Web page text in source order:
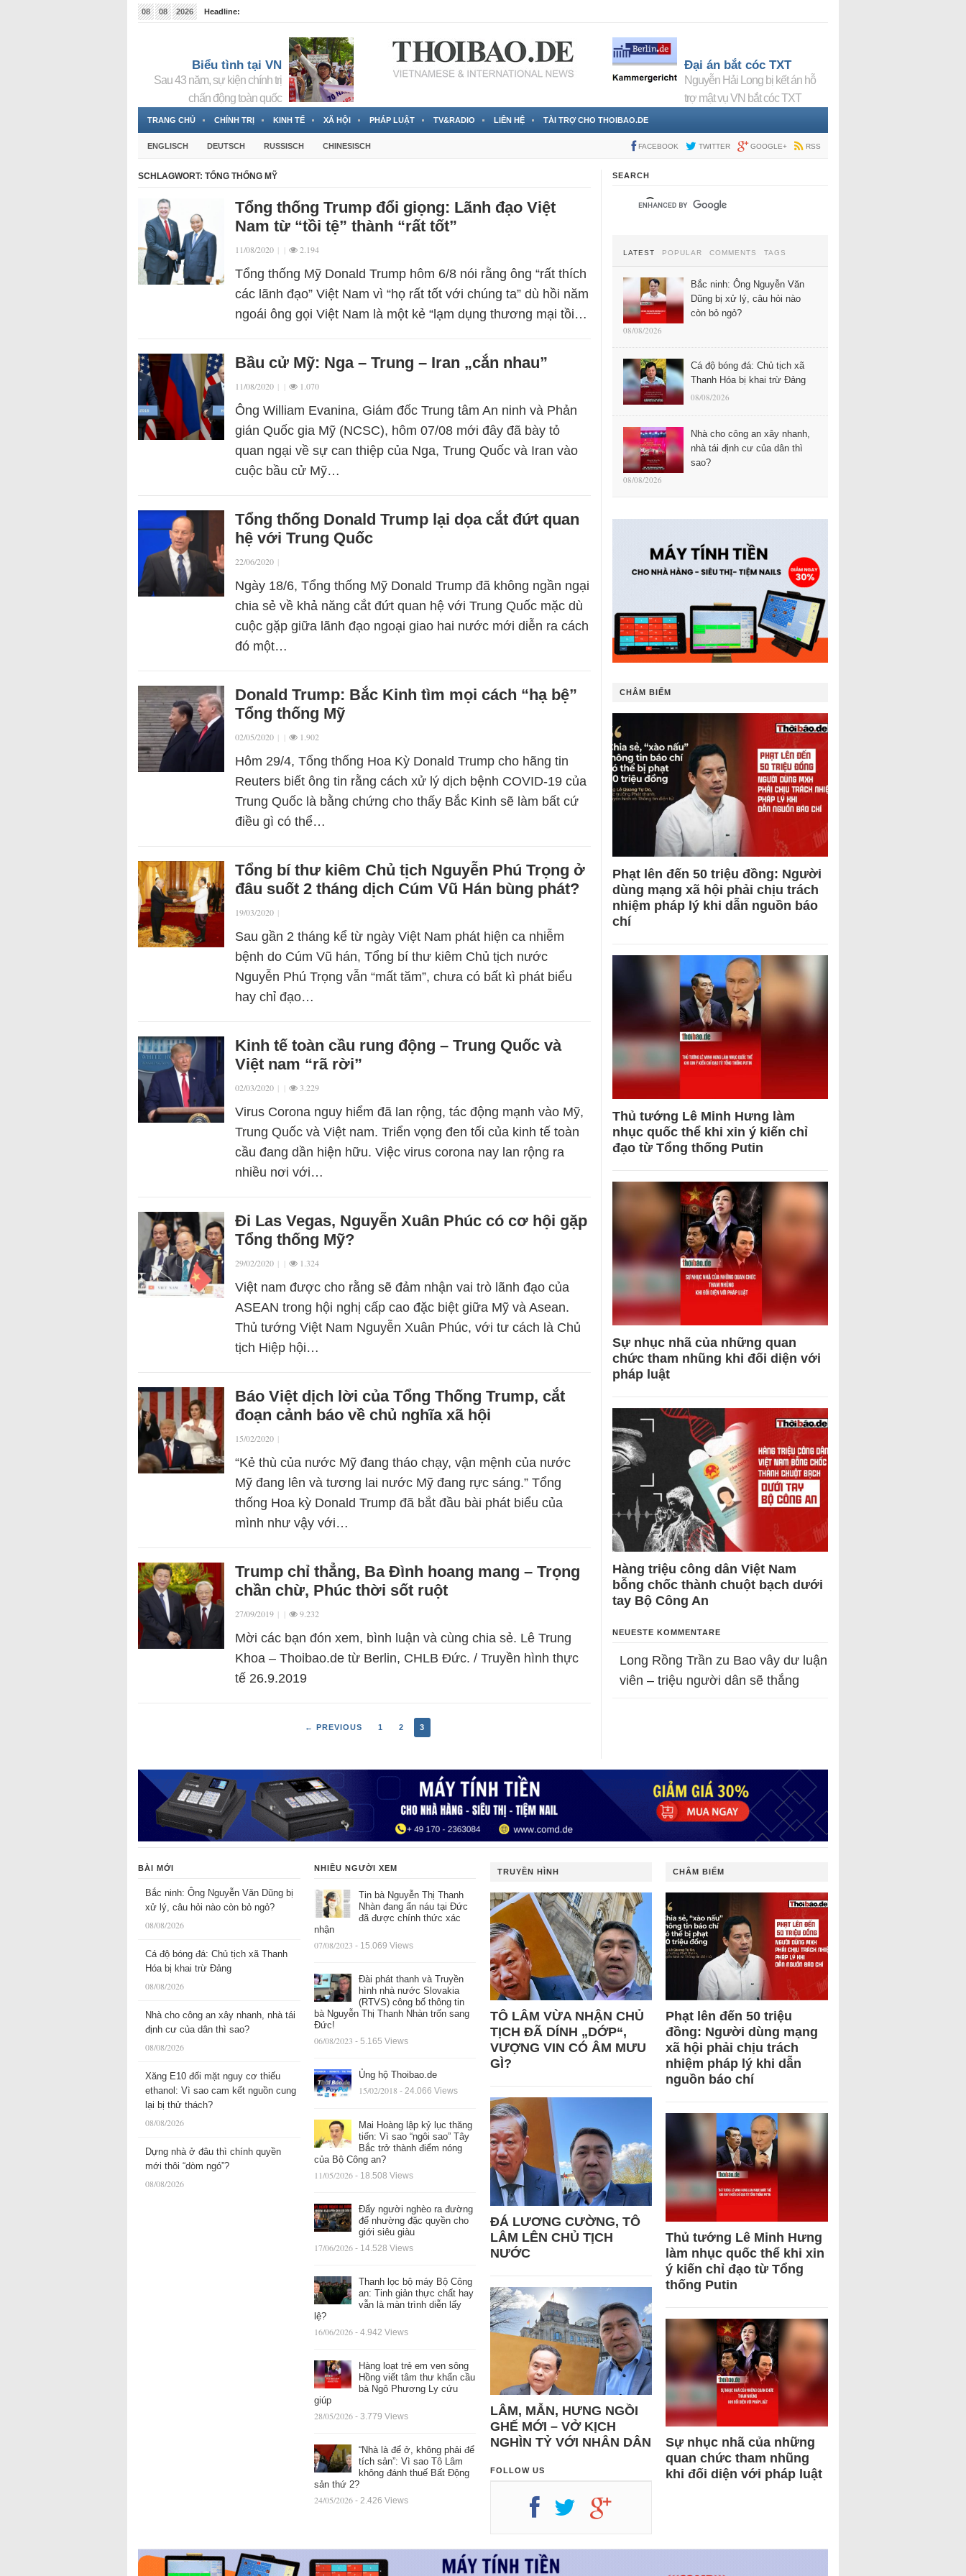
08 08 2026
Headline:
Biểu tình tại VN
Sau 43 năm, sự kiện chính trị
chấn động toàn quốc
Đại án bắt cóc TXT
Nguyễn Hải Long bị kết án hỗ
trợ mật vụ VN bắt cóc TXT
TRANG CHỦ CHÍNH TRỊ KINH TẾ XÃ HỘI PHÁP LUẬT TV&RADIO LIÊN HỆ TÀI TRỢ CHO THOIBAO.DE
ENGLISCH DEUTSCH RUSSISCH CHINESISCH FACEBOOK TWITTER GOOGLE+ RSS
SCHLAGWORT: TỔNG THỐNG MỸ
Tổng thống Trump đổi giọng: Lãnh đạo Việt
Nam từ “tồi tệ” thành “rất tốt”
11/08/2020 | | 2.194
Tổng thống Mỹ Donald Trump hôm 6/8 nói rằng ông “rất thích
các lãnh đạo” Việt Nam vì “họ rất tốt với chúng ta” dù hồi năm
ngoái ông gọi Việt Nam là một kẻ “lạm dụng thương mại tồi…
Bầu cử Mỹ: Nga – Trung – Iran „cắn nhau”
11/08/2020 | | 1.070
Ông William Evanina, Giám đốc Trung tâm An ninh và Phản
gián Quốc gia Mỹ (NCSC), hôm 07/08 mới đây đã bày tỏ
quan ngại về sự can thiệp của Nga, Trung Quốc và Iran vào
cuộc bầu cử Mỹ…
Tổng thống Donald Trump lại dọa cắt đứt quan
hệ với Trung Quốc
22/06/2020 |
Ngày 18/6, Tổng thống Mỹ Donald Trump đã không ngần ngại
chia sẻ về khả năng cắt đứt quan hệ với Trung Quốc mặc dù
cuộc gặp giữa lãnh đạo ngoại giao hai nước mới diễn ra cách
đó một…
Donald Trump: Bắc Kinh tìm mọi cách “hạ bệ”
Tổng thống Mỹ
02/05/2020 | | 1.902
Hôm 29/4, Tổng thống Hoa Kỳ Donald Trump cho hãng tin
Reuters biết ông tin rằng cách xử lý dịch bệnh COVID-19 của
Trung Quốc là bằng chứng cho thấy Bắc Kinh sẽ làm bất cứ
điều gì có thể…
Tổng bí thư kiêm Chủ tịch Nguyễn Phú Trọng ở
đâu suốt 2 tháng dịch Cúm Vũ Hán bùng phát?
19/03/2020 |
Sau gần 2 tháng kể từ ngày Việt Nam phát hiện ca nhiễm
bệnh do Cúm Vũ hán, Tổng bí thư kiêm Chủ tịch nước
Nguyễn Phú Trọng vẫn “mất tăm”, chưa có bất kì phát biểu
hay chỉ đạo…
Kinh tế toàn cầu rung động – Trung Quốc và
Việt nam “rã rời”
02/03/2020 | | 3.229
Virus Corona nguy hiểm đã lan rộng, tác động mạnh vào Mỹ,
Trung Quốc và Việt nam. Triển vọng đen tối của kinh tế toàn
cầu đang dần hiện hữu. Việc virus corona nay lan rộng ra
nhiều nơi với…
Đi Las Vegas, Nguyễn Xuân Phúc có cơ hội gặp
Tổng thống Mỹ?
29/02/2020 | | 1.324
Việt nam được cho rằng sẽ đảm nhận vai trò lãnh đạo của
ASEAN trong hội nghị cấp cao đặc biệt giữa Mỹ và Asean.
Thủ tướng Việt Nam Nguyễn Xuân Phúc, với tư cách là Chủ
tịch Hiệp hội…
Báo Việt dịch lời của Tổng Thống Trump, cắt
đoạn cảnh báo về chủ nghĩa xã hội
15/02/2020 |
“Kẻ thù của nước Mỹ đang tháo chạy, vận mệnh của nước
Mỹ đang lên và tương lai nước Mỹ đang rực sáng.” Tổng
thống Hoa kỳ Donald Trump đã bắt đầu bài phát biểu của
mình như vậy với…
Trump chỉ thẳng, Ba Đình hoang mang – Trọng
chần chừ, Phúc thời sốt ruột
27/09/2019 | | 9.232
Mời các bạn đón xem, bình luận và cùng chia sẻ. Lê Trung
Khoa – Thoibao.de từ Berlin, CHLB Đức. / Truyền hình thực
tế 26.9.2019
← PREVIOUS 1 2 3
SEARCH
LATEST POPULAR COMMENTS TAGS
Bắc ninh: Ông Nguyễn Văn
Dũng bị xử lý, câu hỏi nào
còn bỏ ngỏ?
08/08/2026
Cá độ bóng đá: Chủ tịch xã
Thanh Hóa bị khai trừ Đảng
08/08/2026
Nhà cho công an xây nhanh,
nhà tái định cư của dân thì
sao?
08/08/2026
CHÂM BIẾM
Phạt lên đến 50 triệu đồng: Người
dùng mạng xã hội phải chịu trách
nhiệm pháp lý khi dẫn nguồn báo
chí
Thủ tướng Lê Minh Hưng làm
nhục quốc thể khi xin ý kiến chỉ
đạo từ Tổng thống Putin
Sự nhục nhã của những quan
chức tham nhũng khi đối diện với
pháp luật
Hàng triệu công dân Việt Nam
bỗng chốc thành chuột bạch dưới
tay Bộ Công An
NEUESTE KOMMENTARE
Long Rồng Trần zu Bao vây dư luận
viên – triệu người dân sẽ thắng
BÀI MỚI
Bắc ninh: Ông Nguyễn Văn Dũng bị
xử lý, câu hỏi nào còn bỏ ngỏ?
08/08/2026
Cá độ bóng đá: Chủ tịch xã Thanh
Hóa bị khai trừ Đảng
08/08/2026
Nhà cho công an xây nhanh, nhà tái
định cư của dân thì sao?
08/08/2026
Xăng E10 đối mặt nguy cơ thiếu
ethanol: Vì sao cam kết nguồn cung
lại bị thử thách?
08/08/2026
Dựng nhà ở đâu thì chính quyền
mới thôi “dòm ngó”?
08/08/2026
NHIỀU NGƯỜI XEM
Tin bà Nguyễn Thị Thanh
Nhàn đang ẩn náu tại Đức
đã được chính thức xác
nhận
07/08/2023 - 15.069 Views
Đài phát thanh và Truyền
hình nhà nước Slovakia
(RTVS) công bố thông tin
bà Nguyễn Thị Thanh Nhàn trốn sang
Đức!
06/08/2023 - 5.165 Views
Ủng hộ Thoibao.de
15/02/2018 - 24.066 Views
Mai Hoàng lập kỷ lục thăng
tiến: Vì sao “ngôi sao” Tây
Bắc trở thành điểm nóng
của Bộ Công an?
11/05/2026 - 18.508 Views
Đẩy người nghèo ra đường
để nhường đặc quyền cho
giới siêu giàu
17/06/2026 - 14.528 Views
Thanh lọc bộ máy Bộ Công
an: Tinh giản thực chất hay
vẫn là màn trình diễn lấy
lệ?
16/06/2026 - 4.942 Views
Hàng loạt trẻ em ven sông
Hồng viết tâm thư khẩn cầu
bà Ngô Phương Ly cứu
giúp
28/05/2026 - 3.779 Views
“Nhà là để ở, không phải để
tích sản”: Vì sao Tô Lâm
không đánh thuế Bất Động
sản thứ 2?
24/05/2026 - 2.426 Views
TRUYỀN HÌNH
TÔ LÂM VỪA NHẬN CHỦ
TỊCH ĐÃ DÍNH „DỚP“,
VƯỢNG VIN CÓ ÂM MƯU
GÌ?
ĐÁ LƯƠNG CƯỜNG, TÔ
LÂM LÊN CHỦ TỊCH
NƯỚC
LÂM, MẪN, HƯNG NGỒI
GHẾ MỚI – VỞ KỊCH
NGHÌN TỶ VỚI NHÂN DÂN
FOLLOW US
CHÂM BIẾM
Phạt lên đến 50 triệu
đồng: Người dùng mạng
xã hội phải chịu trách
nhiệm pháp lý khi dẫn
nguồn báo chí
Thủ tướng Lê Minh Hưng
làm nhục quốc thể khi xin
ý kiến chỉ đạo từ Tổng
thống Putin
Sự nhục nhã của những
quan chức tham nhũng
khi đối diện với pháp luật